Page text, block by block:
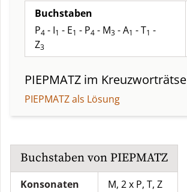
Buchstaben
P4 - I1 - E1 - P4 - M3 - A1 - T1 -
Z3
PIEPMATZ im
PIEPMATZ als Lösung
Buchstaben von PIEPMATZ
Konsonaten
M, 2 x P, T, Z